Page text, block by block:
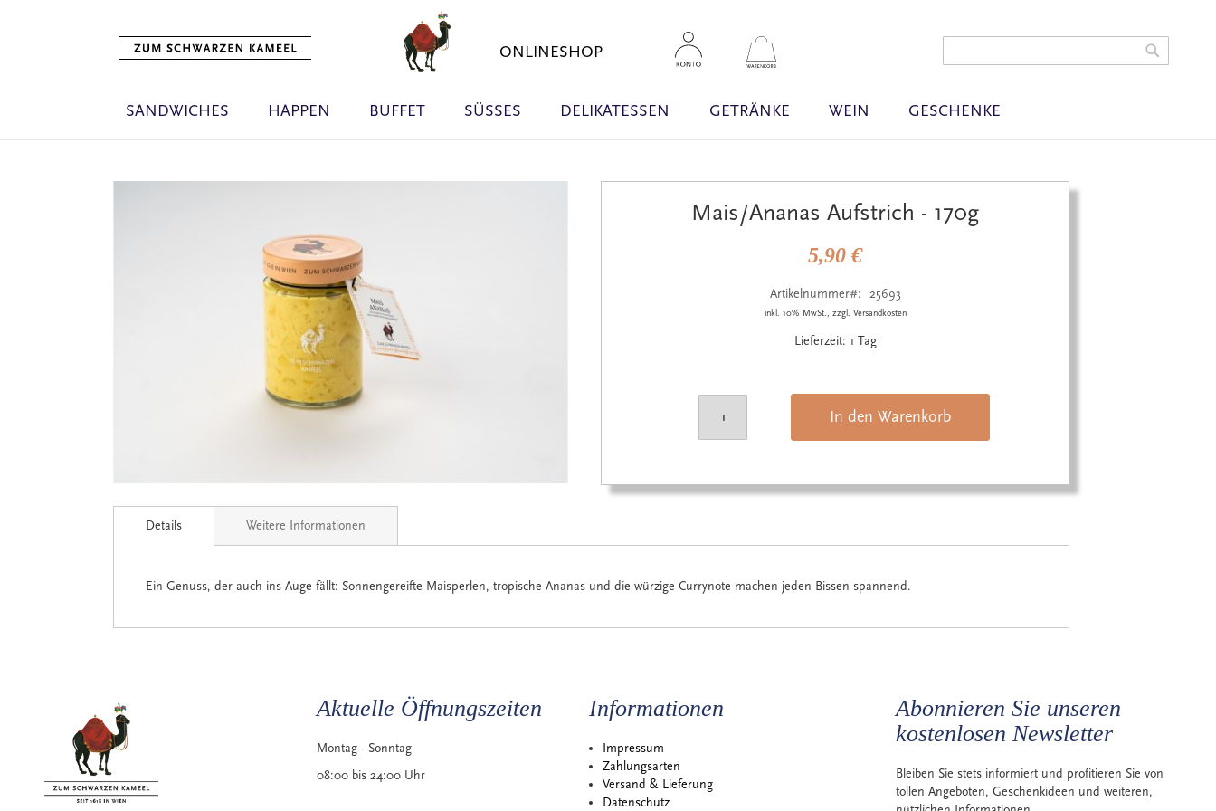
ONLINESHOP
Search
SANDWICHES HAPPEN BUFFET SÜSSES DELIKATESSEN GETRÄNKE WEIN GESCHENKE
Mais/Ananas Aufstrich - 170g
5,90 €
Artikelnummer 25693
inkl. 10% MwSt., zzgl. Versandkosten
Lieferzeit: 1 Tag
In den Warenkorb
Anfang
Details
Ein Genuss, der auch ins Auge fällt: Sonnengereifte Maisperlen, tropische Ananas und die würzige Currynote machen jeden Bissen spannend.
Weitere Informationen
Aktuelle Öffnungszeiten
Montag - Sonntag
08:00 bis 24:00 Uhr
Informationen
Impressum
Zahlungsarten
Versand & Lieferung
Datenschutz
Abonnieren Sie unseren
kostenlosen Newsletter
Bleiben Sie stets informiert und profitieren Sie von
tollen Angeboten, Geschenkideen und weiteren,